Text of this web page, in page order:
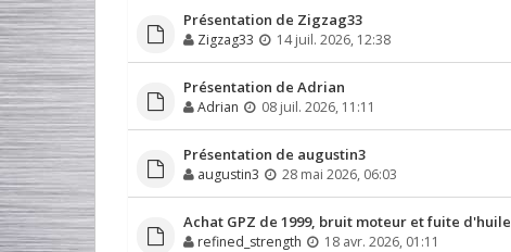
Présentation de Zigzag33
Zigzag33 14 juil. 2026, 12:38
Présentation de Adrian
Adrian 08 juil. 2026, 11:11
Présentation de augustin3
augustin3 28 mai 2026, 06:03
Achat GPZ de 1999, bruit moteur et fuite d'huile
refined_strength 18 avr. 2026, 01:11